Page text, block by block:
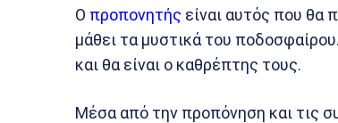
Ο προπονητής είναι αυτός που θα
μάθει τα μυστικά του
και θα είναι ο καθρέπτης τους.
Μέσα από την προπόνηση και τις